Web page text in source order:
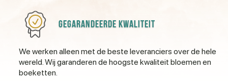
Gegarandeerde kwaliteit
We werken alleen met de beste leveranciers over de hele
wereld. Wij garanderen de hoogste kwaliteit bloemen en
boeketten.